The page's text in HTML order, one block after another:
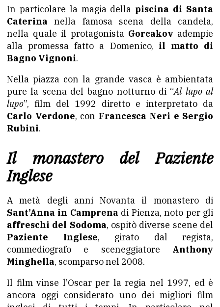
In particolare la magia della piscina di Santa
Caterina nella famosa scena della candela,
nella quale il protagonista Gorcakov adempie
alla promessa fatto a Domenico, il matto di
Bagno Vignoni.
Nella piazza con la grande vasca è ambientata
pure la scena del bagno notturno di “Al lupo al
lupo”, film del 1992 diretto e interpretato da
Carlo Verdone, con Francesca Neri e Sergio
Rubini.
Il monastero del Paziente
Inglese
A metà degli anni Novanta il monastero di
Sant’Anna in Camprena di Pienza, noto per gli
affreschi del Sodoma, ospitò diverse scene del
Paziente Inglese, girato dal regista,
commediografo e sceneggiatore Anthony
Minghella, scomparso nel 2008.
Il film vinse l’Oscar per la regia nel 1997, ed è
ancora oggi considerato uno dei migliori film